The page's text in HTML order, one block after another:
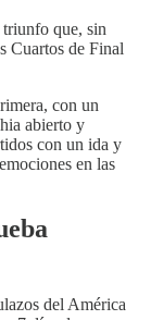
que, sin
Cuartos de Final
con un
abierto y
con un ida y
en las
del América